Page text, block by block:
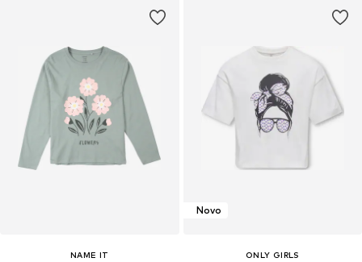
NAME IT
Novo
ONLY GIRLS